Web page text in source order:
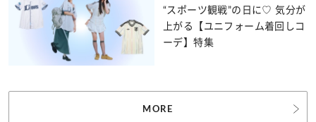
“スポーツ観戦”の日に♡ 気分が
上がる【ユニフォーム着回しコ
ーデ】特集
MORE